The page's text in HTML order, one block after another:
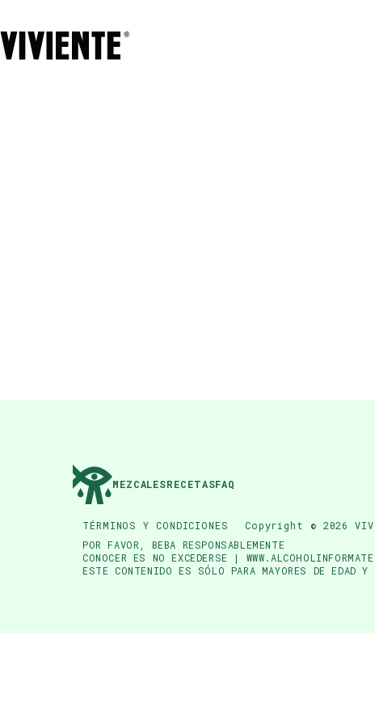
MEZCALES FAQ
RECETAS
TÉRMINOS Y CONDICIONES
Copyright © 2026
POR FAVOR, BEBA RESPONSABLEMENTE
CONOCER ES NO EXCEDERSE |
ESTE CONTENIDO ES SÓLO PARA MAYORES DE EDAD Y